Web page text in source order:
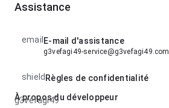
Assistance
email E-mail d'assistance
g3vefagi49-service@g3vefagi49.com
shield Règles de confidentialité
À propos du développeur
g3vefagi49